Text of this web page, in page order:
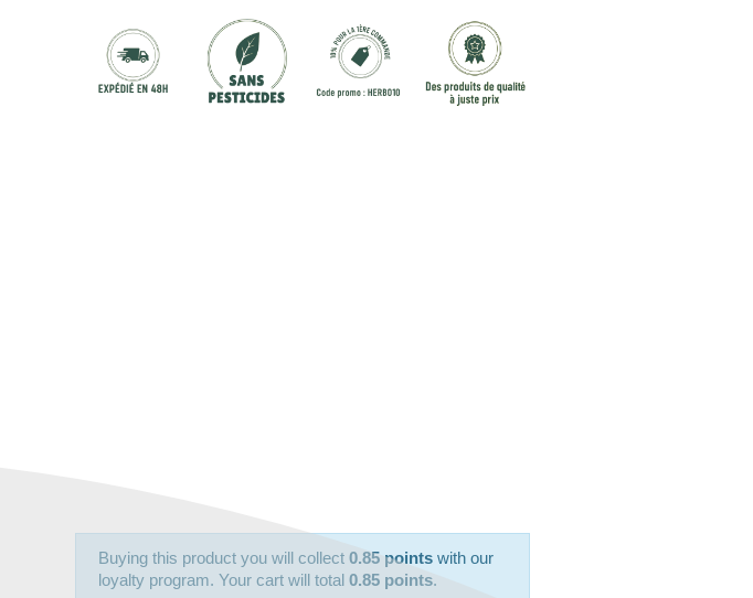
Buying this product you will collect0.85 points with our
loyalty program. Your cart will total0.85 points.